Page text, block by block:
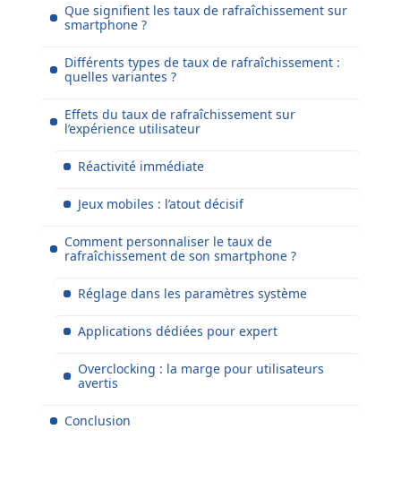
Que signifient les taux de rafraîchissement sur
smartphone ?
Différents types de taux de rafraîchissement :
quelles variantes ?
Effets du taux de rafraîchissement sur
l’expérience utilisateur
Réactivité immédiate
Jeux mobiles : l’atout décisif
Comment personnaliser le taux de
rafraîchissement de son smartphone ?
Réglage dans les paramètres système
Applications dédiées pour expert
Overclocking : la marge pour utilisateurs
avertis
Conclusion